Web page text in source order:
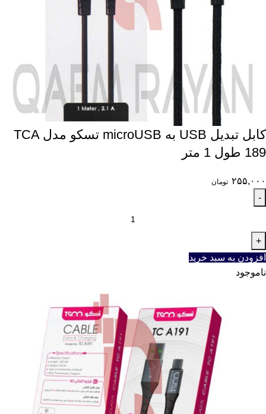
کابل تبدیل USB به microUSB تسکو مدل TCA
189 طول 1 متر
۲۵۵,۰۰۰ تومان
افزودن به سبد خرید
ناموجود